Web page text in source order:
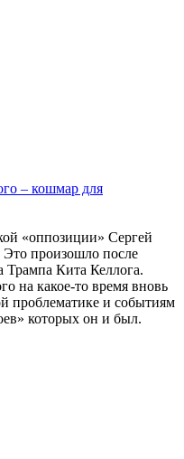
– кошмар для
«оппозиции» Сергей
Это произошло после
Трампа Кита Келлога.
на какое-то время вновь
проблематике и событиям
которых он и был.